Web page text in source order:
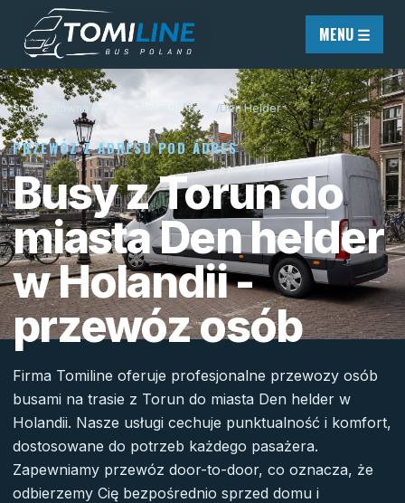
Przejdź do treści
MENU ☰
Strona główna / Busy do Holandii/Toruń /Den Helder
PRZEWÓZ Z ADRESU POD ADRES
Busy z Torun do
miasta Den helder
w Holandii -
przewóz osób
Firma Tomiline oferuje profesjonalne przewozy osób
busami na trasie z Torun do miasta Den helder w
Holandii. Nasze usługi cechuje punktualność i komfort,
dostosowane do potrzeb każdego pasażera.
Zapewniamy przewóz door-to-door, co oznacza, że
odbierzemy Cię bezpośrednio sprzed domu i